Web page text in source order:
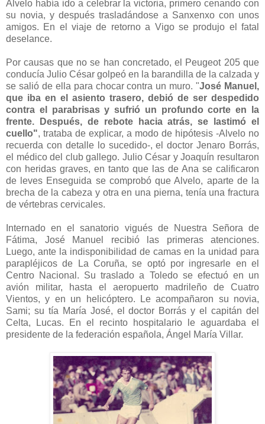
Alvelo había ido a celebrar la victoria, primero cenando con
su novia, y después trasladándose a Sanxenxo con unos
amigos. En el viaje de retorno a Vigo se produjo el fatal
deselance.
Por causas que no se han concretado, el Peugeot 205 que
conducía Julio César golpeó en la barandilla de la calzada y
se salió de ella para chocar contra un muro. "José Manuel,
que iba en el asiento trasero, debió de ser despedido
contra el parabrisas y sufrió un profundo corte en la
frente. Después, de rebote hacia atrás, se lastimó el
cuello", trataba de explicar, a modo de hipótesis -Alvelo no
recuerda con detalle lo sucedido-, el doctor Jenaro Borrás,
el médico del club gallego. Julio César y Joaquín resultaron
con heridas graves, en tanto que las de Ana se calificaron
de leves Enseguida se comprobó que Alvelo, aparte de la
brecha de la cabeza y otra en una pierna, tenía una fractura
de vértebras cervicales.
Internado en el sanatorio vigués de Nuestra Señora de
Fátima, José Manuel recibió las primeras atenciones.
Luego, ante la indisponibilidad de camas en la unidad para
parapléjicos de La Coruña, se optó por ingresarle en el
Centro Nacional. Su traslado a Toledo se efectuó en un
avión militar, hasta el aeropuerto madrileño de Cuatro
Vientos, y en un helicóptero. Le acompañaron su novia,
Sami; su tía María José, el doctor Borrás y el capitán del
Celta, Lucas. En el recinto hospitalario le aguardaba el
presidente de la federación española, Ángel María Villar.